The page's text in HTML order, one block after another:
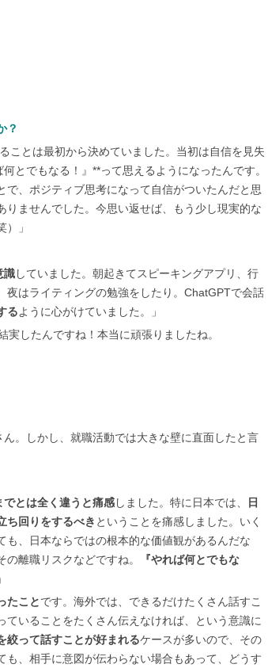
？
ことは最初から決めていました。当初は自信を見失
とでもなる！』**って思えるようになったんです。
、ポジティブ思考になって自信がついたんだと思
ませんでした。今思い返せば、もう少し現実的な
」
識していました。朝起きてスピーキングアプリ、行
夜はライティングの勉強をしたり。ChatGPTで会話
るように心がけていました。」
したんですね！本当に頑張りましたね。
。しかし、就職活動では大きな壁に直面したと言
とは全く違うと痛感しました。特に日本では、
日
ち回りをするべき ということを痛感しました。いく
、日本ならではの根本的な価値観があるんだな
離職リスクなどですね。
『やれば何とでもな
たことです。海外では、できるだけたくさん話すこ
いることをたくさん伝えなければ、という意識に
絞って話すことが好まれるケースが多いので、その
、相手に意図が伝わらない場合もあって、どうす